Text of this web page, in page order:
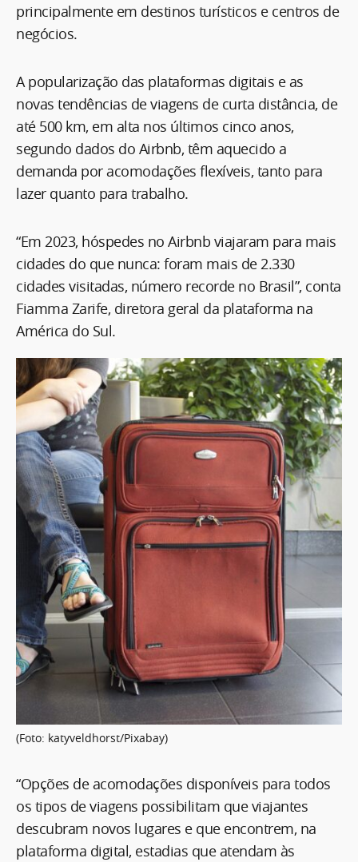
principalmente em destinos turísticos e centros de
negócios.
A popularização das plataformas digitais e as
novas tendências de viagens de curta distância, de
até 500 km, em alta nos últimos cinco anos,
segundo dados do Airbnb, têm aquecido a
demanda por acomodações flexíveis, tanto para
lazer quanto para trabalho.
“Em 2023, hóspedes no Airbnb viajaram para mais
cidades do que nunca: foram mais de 2.330
cidades visitadas, número recorde no Brasil”, conta
Fiamma Zarife, diretora geral da plataforma na
América do Sul.
(Foto: katyveldhorst/Pixabay)
“Opções de acomodações disponíveis para todos
os tipos de viagens possibilitam que viajantes
descubram novos lugares e que encontrem, na
plataforma digital, estadias que atendam às